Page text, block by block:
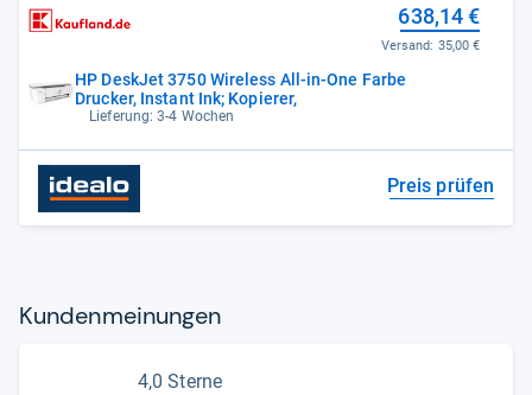
HP DeskJet 3750 Wireless All-in-One Farbe
Drucker, Instant Ink; Kopierer,
Lieferung: 3-4 Wochen
638,14 €
Versand: 35,00 €
Preis prüfen
Kun­den­mei­nun­gen
4,0 Sterne